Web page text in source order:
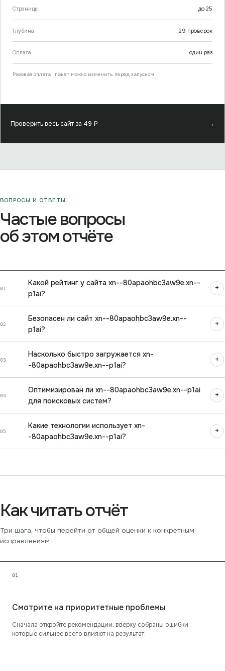
Страницы до 25
Глубина 29 проверок
Оплата один раз
Разовая оплата · пакет можно изменить перед запуском
Проверить весь сайт за 49 ₽ →
ВОПРОСЫ И ОТВЕТЫ
Частые вопросы
об этом отчёте
01
Какой рейтинг у сайта xn--80apaohbc3aw9e.xn--
p1ai?
+
02
Безопасен ли сайт xn--80apaohbc3aw9e.xn--
p1ai?
+
03
Насколько быстро загружается xn-
-80apaohbc3aw9e.xn--p1ai?
+
04
Оптимизирован ли xn--80apaohbc3aw9e.xn--p1ai
для поисковых систем?
+
05
Какие технологии использует xn-
-80apaohbc3aw9e.xn--p1ai?
+
Как читать отчёт
Три шага, чтобы перейти от общей оценки к конкретным
исправлениям.
01
Смотрите на приоритетные проблемы
Сначала откройте рекомендации: вверху собраны ошибки,
которые сильнее всего влияют на результат.